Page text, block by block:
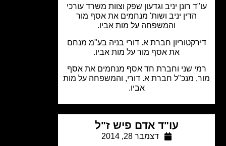
רונן יניב וגדעון שפק וצוות משרד עורכי
הדין יניב ושות' מנחמים את אסף מור
והמשפחה על מות אביו.
חברת א. דורי בניה בע"מ מנחם
את אסף מור על מות אביו.
שני וחברת חד אסף מנחמים את אסף
מנכ"ל חברת א. דורי, והמשפחה על מות
עו"ד אדם פיש ז"ל
דצמבר 28, 2014